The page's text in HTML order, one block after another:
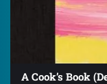
A Cook’s Book